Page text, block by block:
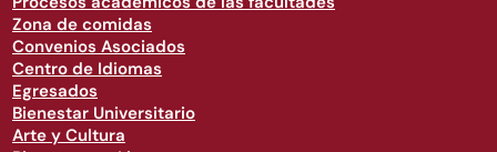
Zona de comidas
Convenios Asociados
Centro de Idiomas
Egresados
Bienestar Universitario
Arte y Cultura